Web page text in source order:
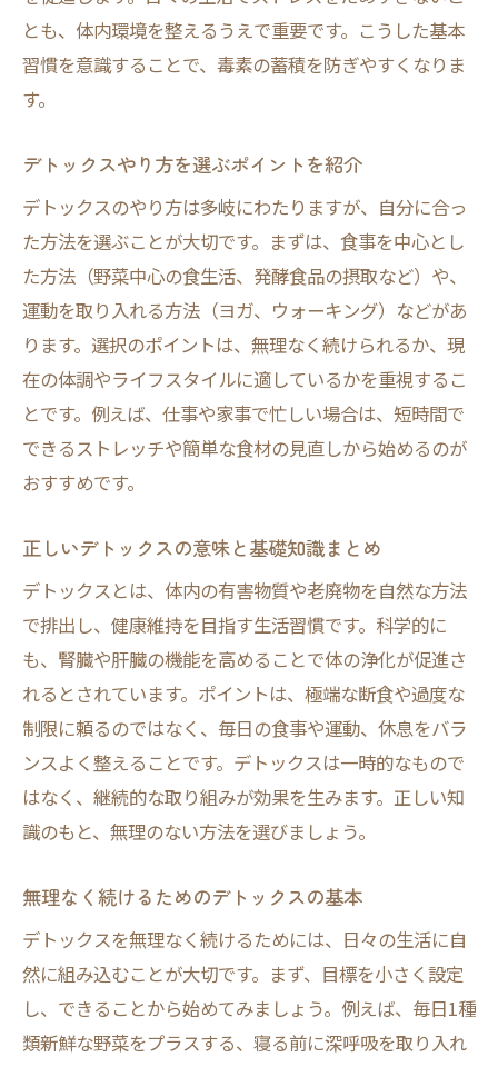
とも、体内環境を整えるうえで重要です。こうした基本
習慣を意識することで、毒素の蓄積を防ぎやすくなりま
す。
デトックスやり方を選ぶポイントを紹介
デトックスのやり方は多岐にわたりますが、自分に合っ
た方法を選ぶことが大切です。まずは、食事を中心とし
た方法（野菜中心の食生活、発酵食品の摂取など）や、
運動を取り入れる方法（ヨガ、ウォーキング）などがあ
ります。選択のポイントは、無理なく続けられるか、現
在の体調やライフスタイルに適しているかを重視するこ
とです。例えば、仕事や家事で忙しい場合は、短時間で
できるストレッチや簡単な食材の見直しから始めるのが
おすすめです。
正しいデトックスの意味と基礎知識まとめ
デトックスとは、体内の有害物質や老廃物を自然な方法
で排出し、健康維持を目指す生活習慣です。科学的に
も、腎臓や肝臓の機能を高めることで体の浄化が促進さ
れるとされています。ポイントは、極端な断食や過度な
制限に頼るのではなく、毎日の食事や運動、休息をバラ
ンスよく整えることです。デトックスは一時的なもので
はなく、継続的な取り組みが効果を生みます。正しい知
識のもと、無理のない方法を選びましょう。
無理なく続けるためのデトックスの基本
デトックスを無理なく続けるためには、日々の生活に自
然に組み込むことが大切です。まず、目標を小さく設定
し、できることから始めてみましょう。例えば、毎日1種
類新鮮な野菜をプラスする、寝る前に深呼吸を取り入れ